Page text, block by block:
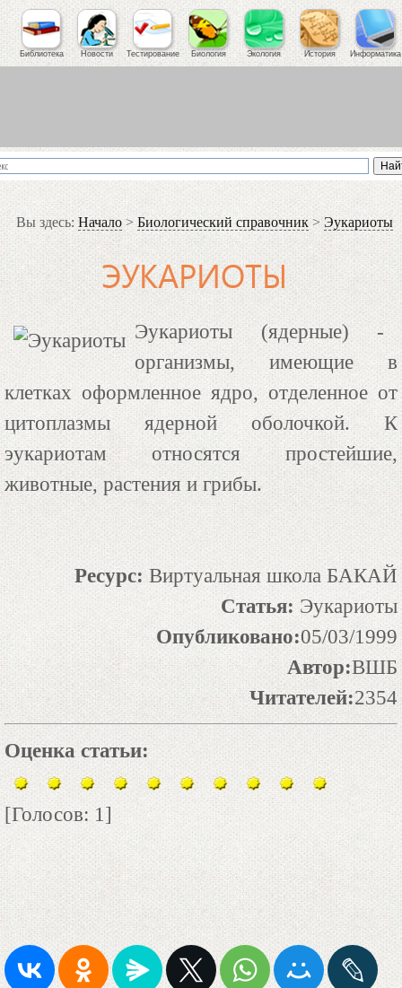
Библиотека Новости Тестирование Биология Экология История Информатика
Вы здесь: Начало >Биологический справочник >Эукариоты
ЭУКАРИОТЫ
Эукариоты (ядерные) -
организмы, имеющие в
клетках оформленное ядро, отделенное от
цитоплазмы ядерной оболочкой. К
эукариотам относятся простейшие,
животные, растения и грибы.
Ресурс: Виртуальная школа БАКАЙ
Статья: Эукариоты
Опубликовано:05/03/1999
Автор:ВШБ
Читателей:2354
Оценка статьи:
[Голосов: 1]